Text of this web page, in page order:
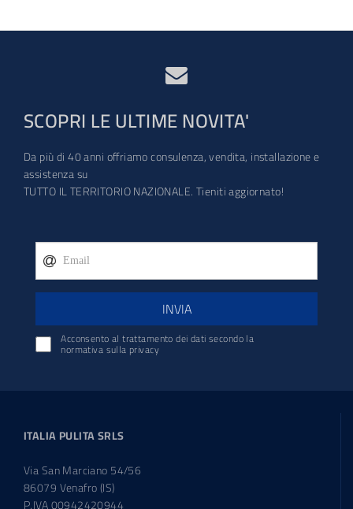
SCOPRI LE ULTIME NOVITA'
Da più di 40 anni offriamo consulenza, vendita, installazione e
assistenza su
TUTTO IL TERRITORIO NAZIONALE. Tieniti aggiornato!
INVIA
Acconsento al trattamento dei dati secondo la
normativa sulla privacy
ITALIA PULITA SRLS
Via San Marciano 54/56
86079 Venafro (IS)